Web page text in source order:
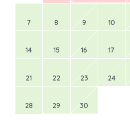
7 8 9 10
14 15 16 17
21 22 23 24
28 29 30